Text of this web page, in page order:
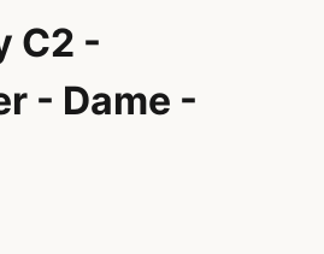
C2 -
- Dame -